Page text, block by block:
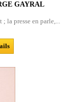
GAYRAL
la presse en parle,...